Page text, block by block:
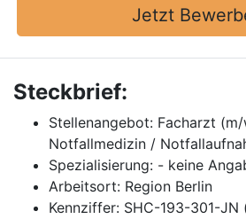
Jetzt
Steckbrief:
Stellenangebot: Facharzt
Notfallmedizin /
Spezialisierung: - keine
Arbeitsort: Region Berlin
Kennziffer: SHC-193-301-JN